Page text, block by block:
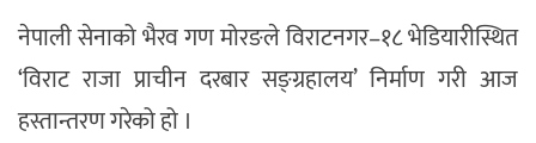
नेपाली सेनाको भैरव गण मोरङले विराटनगर–१८ भेडियारीस्थित
‘विराट राजा प्राचीन दरबार सङ्ग्रहालय’ निर्माण गरी आज
हस्तान्तरण गरेको हो ।